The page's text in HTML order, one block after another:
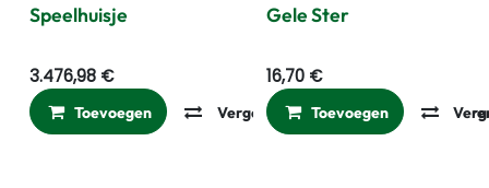
Speelhuisje
3.476,98 €
Toevoegen Vergelijken Toevoegen aan
Gele Ster
16,70€
Toevoegen